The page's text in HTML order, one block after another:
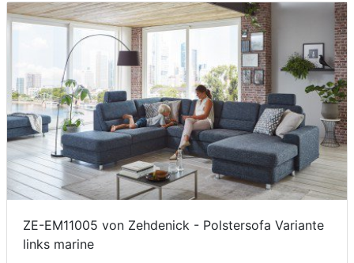
ZE-EM11005 von Zehdenick - Polstersofa Variante
links marine